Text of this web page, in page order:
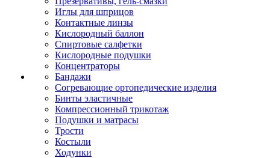
Иглы для шприцов
Контактные линзы
Кислородный баллон
Спиртовые салфетки
Кислородные подушки
Концентраторы
Бандажи
Согревающие ортопедические изделия
Бинты эластичные
Компрессионный трикотаж
Подушки и матрасы
Трости
Костыли
Ходунки